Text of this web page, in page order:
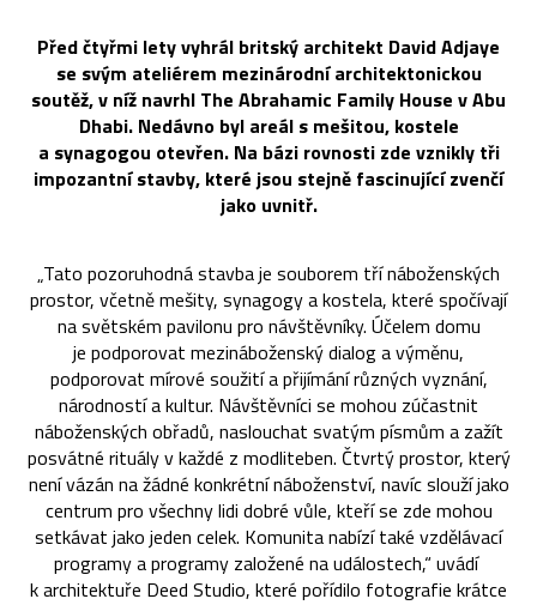
Před čtyřmi lety vyhrál britský architekt David Adjaye
se svým ateliérem mezinárodní architektonickou
soutěž, v níž navrhl The Abrahamic Family House v Abu
Dhabi. Nedávno byl areál s mešitou, kostele
a synagogou otevřen. Na bázi rovnosti zde vznikly tři
impozantní stavby, které jsou stejně fascinující zvenčí
jako uvnitř.
„Tato pozoruhodná stavba je souborem tří náboženských
prostor, včetně mešity, synagogy a kostela, které spočívají
na světském pavilonu pro návštěvníky. Účelem domu
je podporovat mezináboženský dialog a výměnu,
podporovat mírové soužití a přijímání různých vyznání,
národností a kultur. Návštěvníci se mohou zúčastnit
náboženských obřadů, naslouchat svatým písmům a zažít
posvátné rituály v každé z modliteben. Čtvrtý prostor, který
není vázán na žádné konkrétní náboženství, navíc slouží jako
centrum pro všechny lidi dobré vůle, kteří se zde mohou
setkávat jako jeden celek. Komunita nabízí také vzdělávací
programy a programy založené na událostech,“ uvádí
k architektuře Deed Studio, které pořídilo fotografie krátce